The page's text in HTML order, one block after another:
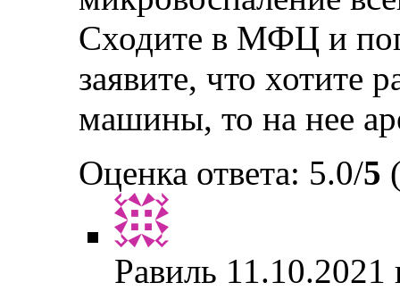
Сходите в МФЦ и
заявите, что хотите
машины, то на нее
Оценка ответа: 5.0/5
Равиль 11.10.2021